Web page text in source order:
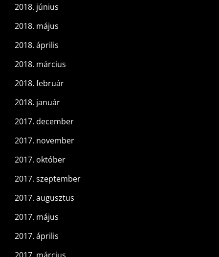
2018. június
2018. május
2018. április
2018. március
2018. február
2018. január
2017. december
2017. november
2017. október
2017. szeptember
2017. augusztus
2017. május
2017. április